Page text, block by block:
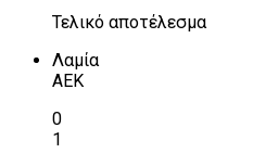
Τελικό αποτέλεσμα
Λαμία
ΑΕΚ
0
1